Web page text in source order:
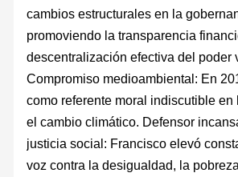
cambios estructurales en la
promoviendo la transparencia
descentralización efectiva del poder
Compromiso medioambiental: En
como referente moral indiscutible en
el cambio climático. Defensor
justicia social: Francisco elevó
voz contra la desigualdad, la